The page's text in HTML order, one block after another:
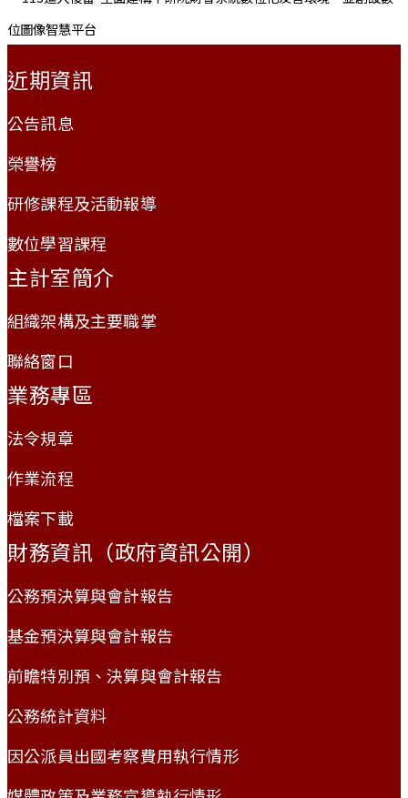
近期資訊
公告訊息
榮譽榜
研修課程及活動報導
數位學習課程
主計室簡介
組織架構及主要職掌
聯絡窗口
業務專區
法令規章
作業流程
檔案下載
財務資訊（政府資訊公開）
公務預決算與會計報告
基金預決算與會計報告
前瞻特別預、決算與會計報告
公務統計資料
因公派員出國考察費用執行情形